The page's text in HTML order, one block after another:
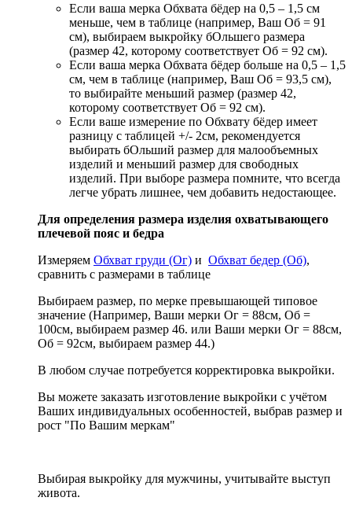
Если ваша мерка Обхвата бёдер на 0,5 – 1,5 см
меньше, чем в таблице (например, Ваш Об = 91
см), выбираем выкройку бОльшего размера
(размер 42, которому соответствует Об = 92 см).
Если ваша мерка Обхвата бёдер больше на 0,5 – 1,5
см, чем в таблице (например, Ваш Об = 93,5 см),
то выбирайте меньший размер (размер 42,
которому соответствует Об = 92 см).
Если ваше измерение по Обхвату бёдер имеет
разницу с таблицей +/- 2см, рекомендуется
выбирать бОльший размер для малообъемных
изделий и меньший размер для свободных
изделий. При выборе размера помните, что всегда
легче убрать лишнее, чем добавить недостающее.
Для определения размера изделия охватывающего
плечевой пояс и бедра
Измеряем Обхват груди (Ог) и Обхват бедер (Об),
сравнить с размерами в таблице
Выбираем размер, по мерке превышающей типовое
значение (Например, Ваши мерки Ог = 88см, Об =
100см, выбираем размер 46. или Ваши мерки Ог = 88см,
Об = 92см, выбираем размер 44.)
В любом случае потребуется корректировка выкройки.
Вы можете заказать изготовление выкройки с учётом
Ваших индивидуальных особенностей, выбрав размер и
рост "По Вашим меркам"
Выбирая выкройку для мужчины, учитывайте выступ
живота.